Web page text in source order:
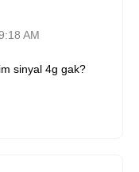
AM
sinyal 4g gak?